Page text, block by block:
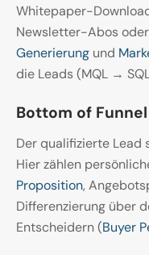
Whitepaper-
Newsletter-Abos
Generierung und
die Leads (MQL →
Bottom of
Der qualifizierte Lead
Hier zählen
Proposition,
Differenzierung über
Entscheidern (Buyer